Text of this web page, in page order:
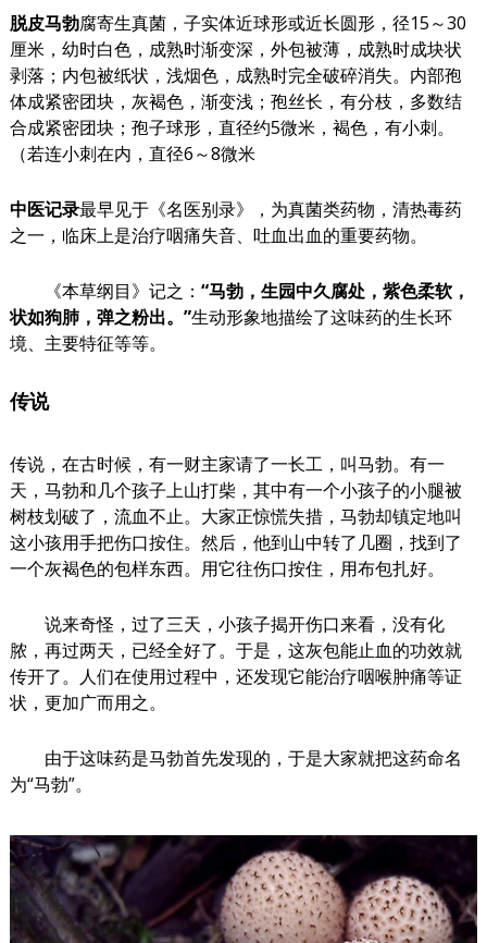
脱皮马勃腐寄生真菌，子实体近球形或近长圆形，径15～30
厘米，幼时白色，成熟时渐变深，外包被薄，成熟时成块状
剥落；内包被纸状，浅烟色，成熟时完全破碎消失。内部孢
体成紧密团块，灰褐色，渐变浅；孢丝长，有分枝，多数结
合成紧密团块；孢子球形，直径约5微米，褐色，有小刺。
（若连小刺在内，直径6～8微米
中医记录最早见于《名医别录》，为真菌类药物，清热毒药
之一，临床上是治疗咽痛失音、吐血出血的重要药物。
《本草纲目》记之： “马勃，生园中久腐处，紫色柔软，
状如狗肺，弹之粉出。”生动形象地描绘了这味药的生长环
境、主要特征等等。
传说
传说，在古时候，有一财主家请了一长工，叫马勃。有一
天，马勃和几个孩子上山打柴，其中有一个小孩子的小腿被
树枝划破了，流血不止。大家正惊慌失措，马勃却镇定地叫
这小孩用手把伤口按住。然后，他到山中转了几圈，找到了
一个灰褐色的包样东西。用它往伤口按住，用布包扎好。
说来奇怪，过了三天，小孩子揭开伤口来看，没有化
脓，再过两天，已经全好了。于是，这灰包能止血的功效就
传开了。人们在使用过程中，还发现它能治疗咽喉肿痛等证
状，更加广而用之。
由于这味药是马勃首先发现的，于是大家就把这药命名
为“马勃”。